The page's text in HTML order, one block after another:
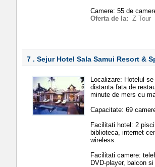
Camere: 55 de
Oferta de la: Z Tour
7 . Sejur Hotel Sala Samui Resort &
Localizare: Hotelul
distanta fata de
minute de mers cu
Capacitate: 69
Facilitati hotel: 2
biblioteca, internet
wireless.
Facilitati camere:
DVD-player, balcon